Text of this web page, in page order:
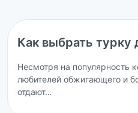
Как выбрать турку
Несмотря на популярность
любителей обжигающего и
отдают…